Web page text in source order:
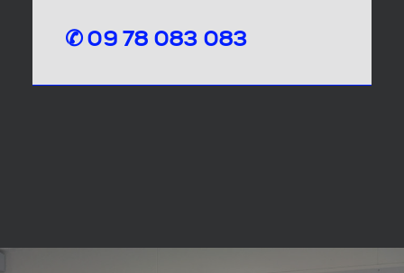
✆ 09 78 083 083